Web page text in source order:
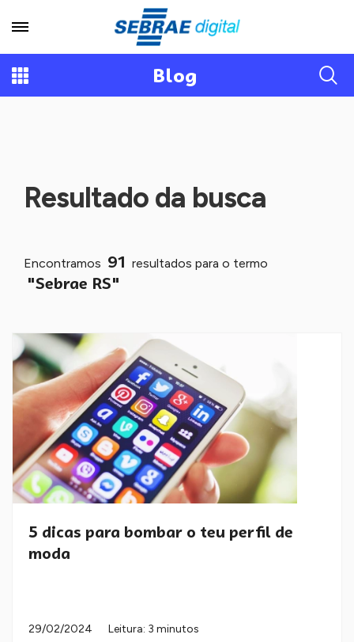
Blog
Resultado da busca
Encontramos 91 resultados para o termo
"Sebrae RS"
5 dicas para bombar o teu perfil de
moda
29/02/2024
Leitura: 3 minutos